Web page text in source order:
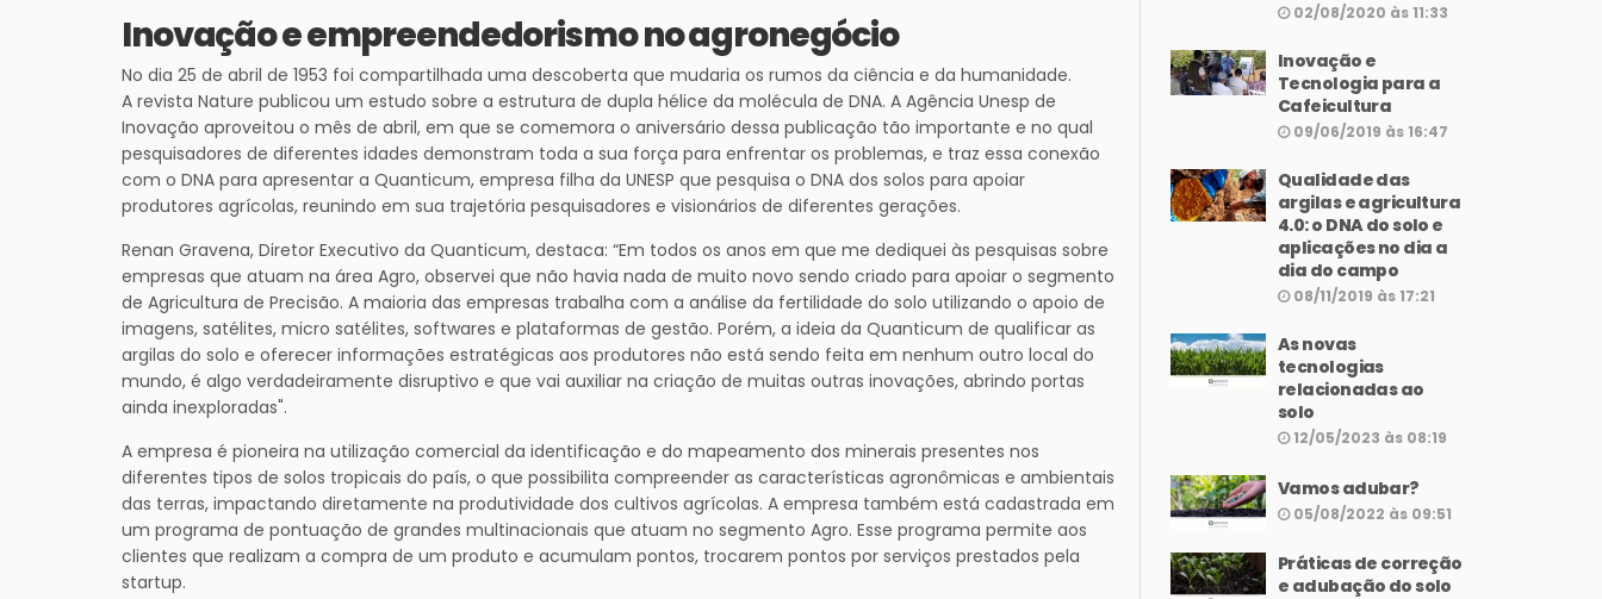
Inovação e empreendedorismo no agronegócio
No dia 25 de abril de 1953 foi compartilhada uma descoberta que mudaria os rumos da ciência e da humanidade.
A revista Nature publicou um estudo sobre a estrutura de dupla hélice da molécula de DNA. A Agência Unesp de
Inovação aproveitou o mês de abril, em que se comemora o aniversário dessa publicação tão importante e no qual
pesquisadores de diferentes idades demonstram toda a sua força para enfrentar os problemas, e traz essa conexão
com o DNA para apresentar a Quanticum, empresa filha da UNESP que pesquisa o DNA dos solos para apoiar
produtores agrícolas, reunindo em sua trajetória pesquisadores e visionários de diferentes gerações.
Renan Gravena, Diretor Executivo da Quanticum, destaca: “Em todos os anos em que me dediquei às pesquisas sobre
empresas que atuam na área Agro, observei que não havia nada de muito novo sendo criado para apoiar o segmento
de Agricultura de Precisão. A maioria das empresas trabalha com a análise da fertilidade do solo utilizando o apoio de
imagens, satélites, micro satélites, softwares e plataformas de gestão. Porém, a ideia da Quanticum de qualificar as
argilas do solo e oferecer informações estratégicas aos produtores não está sendo feita em nenhum outro local do
mundo, é algo verdadeiramente disruptivo e que vai auxiliar na criação de muitas outras inovações, abrindo portas
ainda inexploradas".
A empresa é pioneira na utilização comercial da identificação e do mapeamento dos minerais presentes nos
diferentes tipos de solos tropicais do país, o que possibilita compreender as características agronômicas e ambientais
das terras, impactando diretamente na produtividade dos cultivos agrícolas. A empresa também está cadastrada em
um programa de pontuação de grandes multinacionais que atuam no segmento Agro. Esse programa permite aos
clientes que realizam a compra de um produto e acumulam pontos, trocarem pontos por serviços prestados pela
startup.
02/08/2020 às 11:33
Inovação e
Tecnologia para a
Cafeicultura
09/06/2019 às 16:47
Qualidade das
argilas e agricultura
4.0: o DNA do solo e
aplicações no dia a
dia do campo
08/11/2019 às 17:21
As novas
tecnologias
relacionadas ao
solo
12/05/2023 às 08:19
Vamos adubar?
05/08/2022 às 09:51
Práticas de correção
e adubação do solo